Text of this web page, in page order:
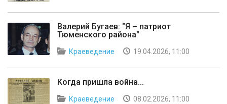
Валерий Бугаев: "Я – патриот
Тюменского района"
Краеведение 19.04.2026, 11:00
Когда пришла война...
Краеведение 08.02.2026, 11:00